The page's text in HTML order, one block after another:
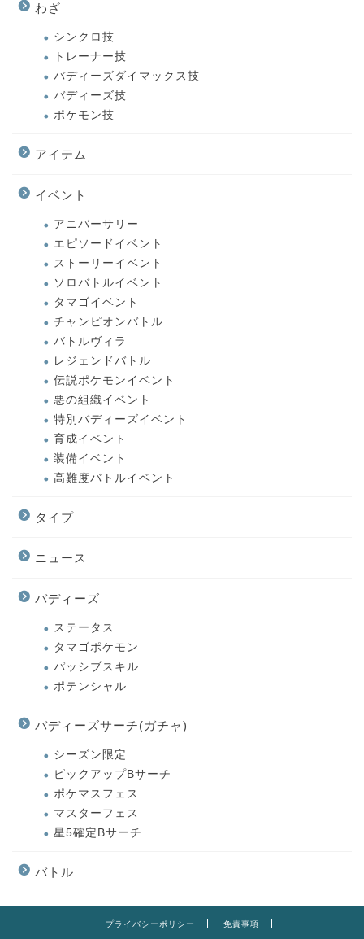
わざ
シンクロ技
トレーナー技
バディーズダイマックス技
バディーズ技
ポケモン技
アイテム
イベント
アニバーサリー
エピソードイベント
ストーリーイベント
ソロバトルイベント
タマゴイベント
チャンピオンバトル
バトルヴィラ
レジェンドバトル
伝説ポケモンイベント
悪の組織イベント
特別バディーズイベント
育成イベント
装備イベント
高難度バトルイベント
タイプ
ニュース
バディーズ
ステータス
タマゴポケモン
パッシブスキル
ポテンシャル
バディーズサーチ(ガチャ)
シーズン限定
ピックアップBサーチ
ポケマスフェス
マスターフェス
星5確定Bサーチ
バトル
プライバシーポリシー 免責事項